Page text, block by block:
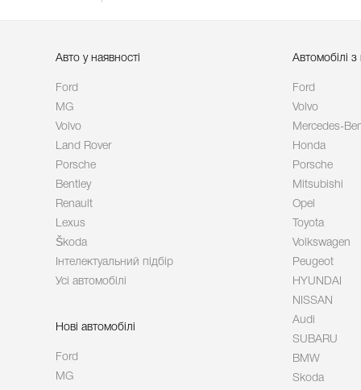
Авто у наявності
Ford
MG
Volvo
Land Rover
Porsche
Bentley
Renault
Lexus
Škoda
Інтелектуальний підбір
Усі автомобілі
Нові автомобілі
Ford
MG
Автомобілі з
Ford
Volvo
Mercedes-
Honda
Porsche
Mitsubishi
Opel
Toyota
Volkswagen
Peugeot
HYUNDAI
NISSAN
Audi
SUBARU
BMW
Skoda